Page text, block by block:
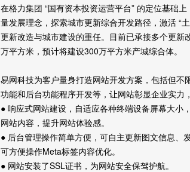
在格力集团 “国有资本投资运营平台” 的定位基础
量发展理念，探索城市更新综合开发路径，激活 “
更新改造与城市建设的重任。目前已承接多个更新
万平方米，预计将建设300万平方米产城综合体。
易网科技为客户量身打造网站开发方案，包括但不
功能和后台功能程序开发等，让网站彰显企业实力
● 响应式网站建设，自适应各种终端设备屏幕大小
网站内容，提升网站体验感。
● 后台管理操作简单方便，可自主更新图文信息、
可方便操作Meta标签内容优化。
● 网站安装了SSL证书，为网站安全保驾护航。